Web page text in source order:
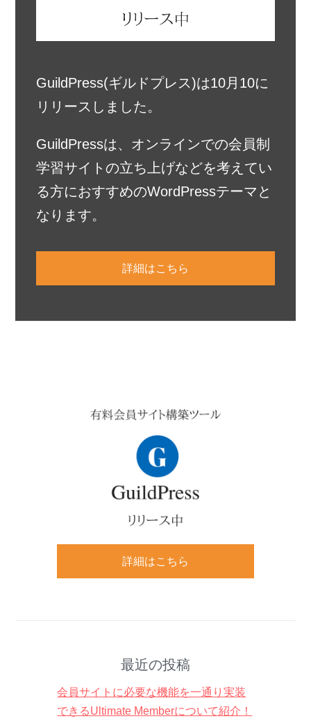
GuildPress(ギルドプレス)は10月10に
リリースしました。
GuildPressは、オンラインでの会員制
学習サイトの立ち上げなどを考えてい
る方におすすめのWordPressテーマと
なります。
詳細はこちら
詳細はこちら
最近の投稿
会員サイトに必要な機能を一通り実装
できるUltimate Memberについて紹介！